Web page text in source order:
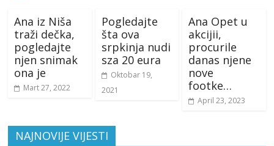
Ana iz Niša
traži dečka,
pogledajte
njen snimak
ona je
Mart 27, 2022
Pogledajte
šta ova
srpkinja nudi
sza 20 eura
Oktobar 19,
2021
Ana Opet u
akcijii,
procurile
danas njene
nove
footke…
April 23, 2023
NAJNOVIJE VIJESTI